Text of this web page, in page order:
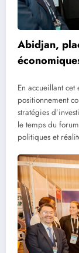
Abidjan,
En accueillant
positionnement
stratégies
le temps du
politiques et